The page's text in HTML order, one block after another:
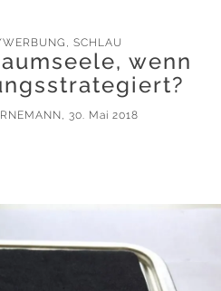
, SCHLAU
wenn
, 30. Mai 2018